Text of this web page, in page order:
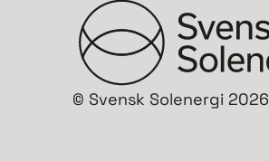
© Svensk Solenergi 2026